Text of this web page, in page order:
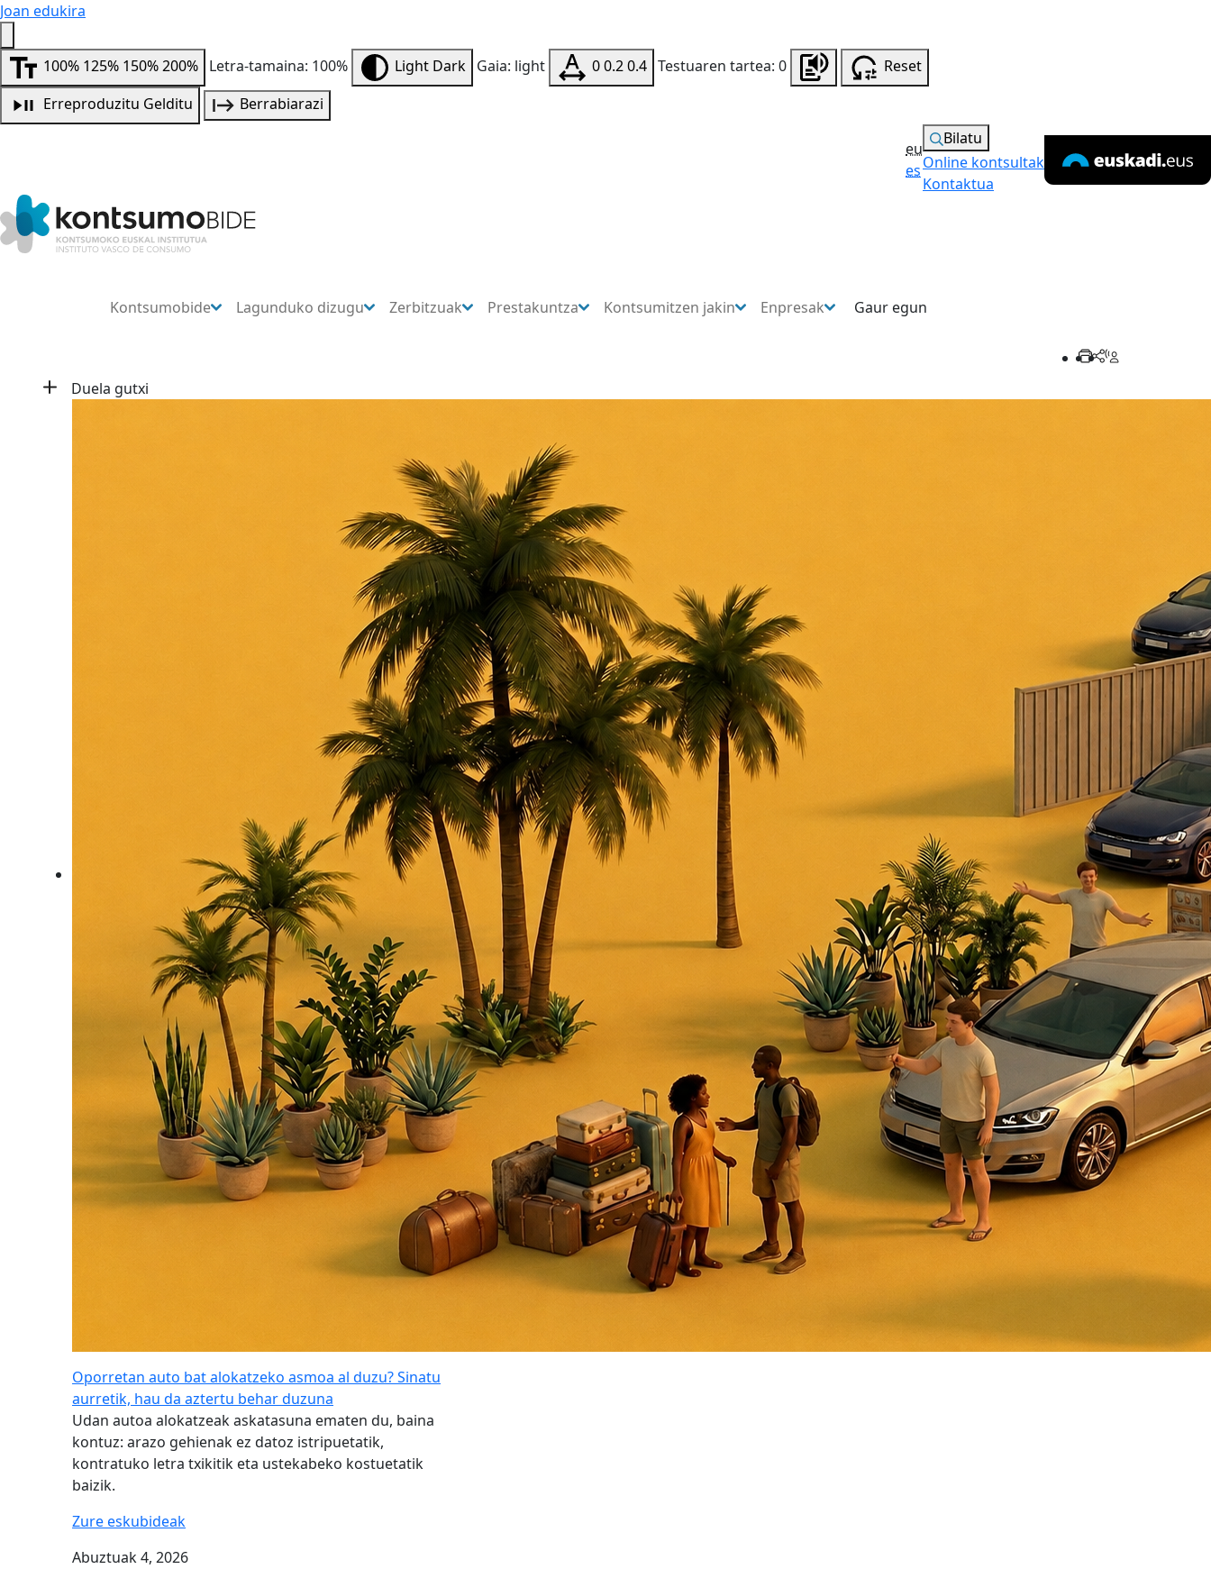
Joan edukira
100% 125% 150%200% Letra-tamaina: 100% Light Dark Gaia: light 00.20.4 Testuaren tartea: 0
Reset
Erreproduzitu Gelditu Berrabiarazi
eu
es
Bilatu
Online kontsultak
Kontaktua
Kontsumobide Lagunduko dizugu Zerbitzuak Prestakuntza Kontsumitzen jakin Enpresak Gaur egun
Duela gutxi
Oporretan auto bat alokatzeko asmoa al duzu? Sinatu
aurretik, hau da aztertu behar duzuna
Udan autoa alokatzeak askatasuna ematen du, baina
kontuz: arazo gehienak ez datoz istripuetatik,
kontratuko letra txikitik eta ustekabeko kostuetatik
baizik.
Zure eskubideak
Abuztuak 4, 2026